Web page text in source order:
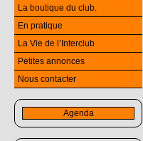
La boutique du club.
En pratique
La Vie de l’Interclub
Petites annonces
Nous contacter
Agenda